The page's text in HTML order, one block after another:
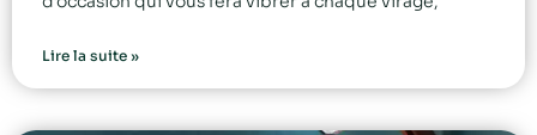
Lire la suite »